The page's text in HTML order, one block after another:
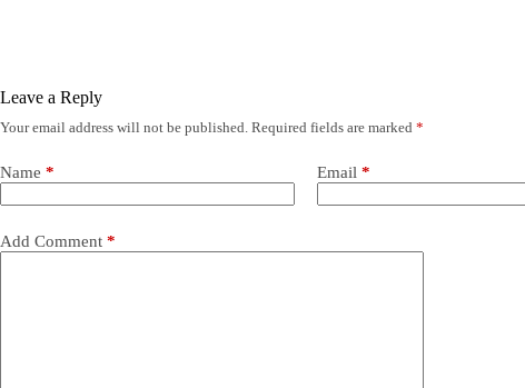
Leave a Reply
Your email address will not be published. Required fields are marked *
Name * Email *
Add Comment *